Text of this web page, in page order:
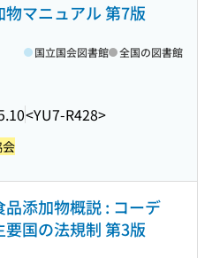
マニュアル 第7版
<YU7-R428>
国立国会図書館 全国の図書館
添加物概説 : コーデ
要国の法規制 第3版